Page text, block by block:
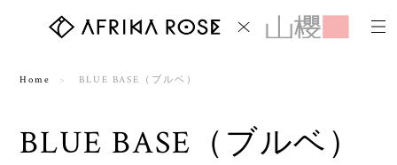
Home BLUE BASE（ブルベ）
BLUE BASE（ブルベ）